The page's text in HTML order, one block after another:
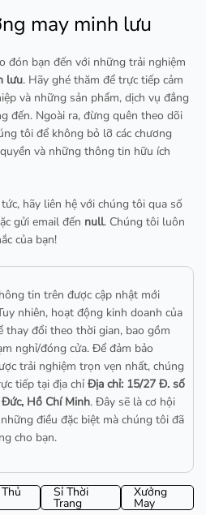
may minh lưu
đón bạn đến với những trải nghiệm
lưu. Hãy ghé thăm để trực tiếp cảm
và những sản phẩm, dịch vụ đẳng
đến. Ngoài ra, đừng quên theo dõi
tôi để không bỏ lỡ các chương
và những thông tin hữu ích
hãy liên hệ với chúng tôi qua số
gửi email đến null. Chúng tôi luôn
của bạn!
tin trên được cập nhật mới
nhiên, hoạt động kinh doanh của
thay đổi theo thời gian, bao gồm
nghỉ/đóng cửa. Để đảm bảo
trải nghiệm trọn vẹn nhất, chúng
tiếp tại địa chỉ Địa chỉ: 15/27 Đ. số
Hồ Chí Minh. Đây sẽ là cơ hội
điều đặc biệt mà chúng tôi đã
cho bạn.
Sỉ Thời
Trang
Xưởng
May